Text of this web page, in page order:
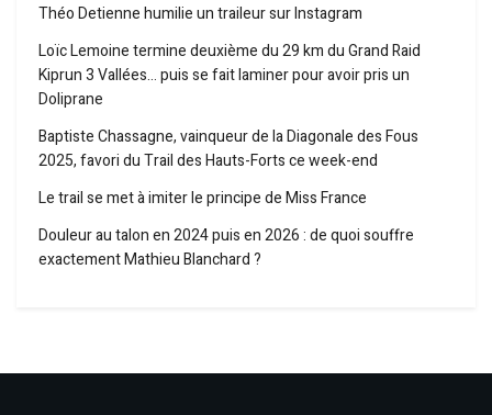
Théo Detienne humilie un traileur sur Instagram
Loïc Lemoine termine deuxième du 29 km du Grand Raid
Kiprun 3 Vallées… puis se fait laminer pour avoir pris un
Doliprane
Baptiste Chassagne, vainqueur de la Diagonale des Fous
2025, favori du Trail des Hauts-Forts ce week-end
Le trail se met à imiter le principe de Miss France
Douleur au talon en 2024 puis en 2026 : de quoi souffre
exactement Mathieu Blanchard ?